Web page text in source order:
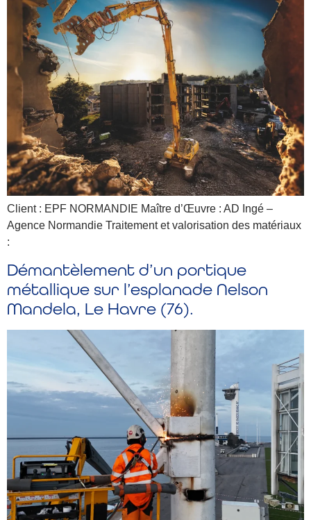
Client : EPF NORMANDIE Maître d’Œuvre : AD Ingé –
Agence Normandie Traitement et valorisation des matériaux
:
Démantèlement d’un portique
métallique sur l’esplanade Nelson
Mandela, Le Havre (76).